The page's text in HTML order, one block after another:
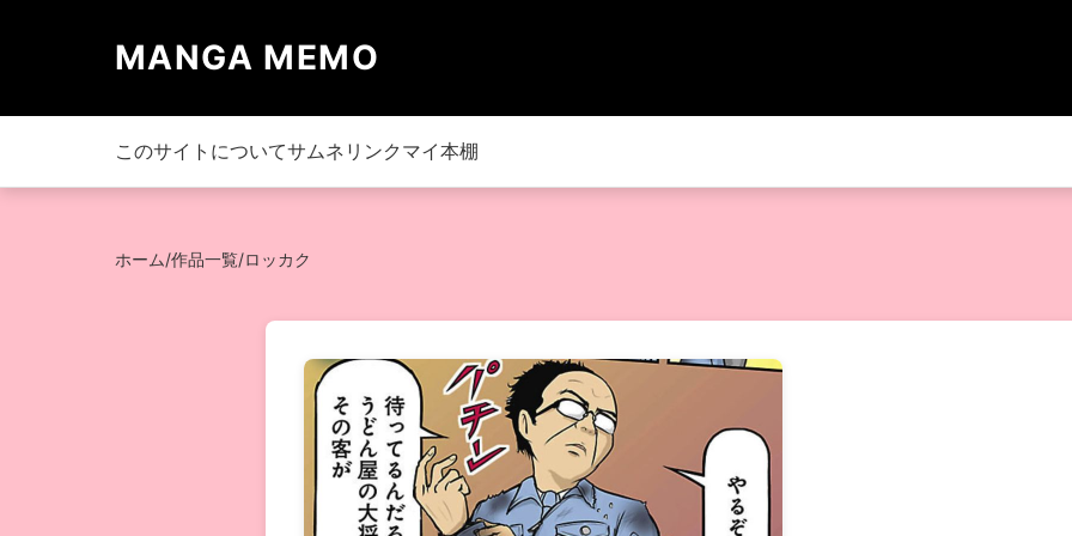
MANGA MEMO
このサイトについてサムネリンク マイ本棚
ホーム/作品一覧/ロッカク